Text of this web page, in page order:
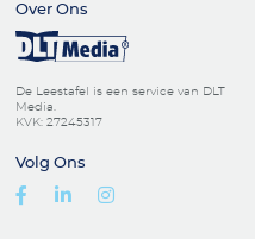
Over Ons
De Leestafel is een service van DLT
Media.
KVK: 27245317
Volg Ons